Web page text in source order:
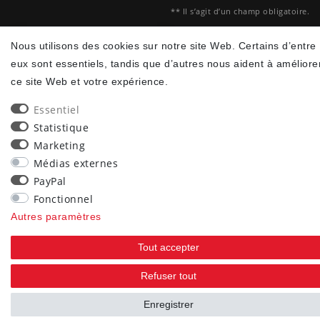
** Il s’agit d’un champ obligatoire.
90
trees were planted
Nous utilisons des cookies sur notre site Web. Certains d’entre
eux sont essentiels, tandis que d’autres nous aident à
ce site Web et votre expérience.
Essentiel
Statistique
Marketing
Médias externes
PayPal
Fonctionnel
Autres paramètres
Tout accepter
Refuser tout
Enregistrer